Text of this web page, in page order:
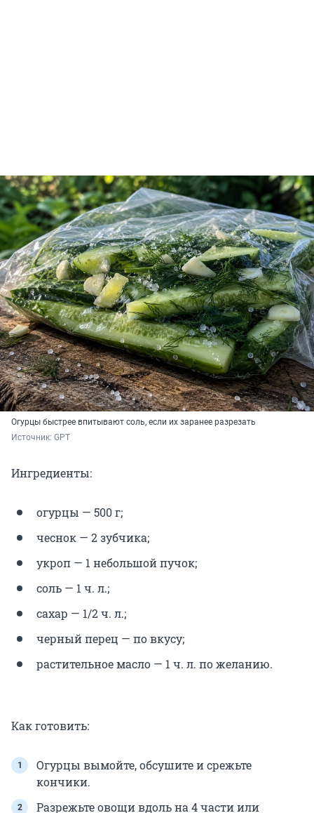
Огурцы быстрее впитывают соль, если их заранее разрезать
Источник: GPT
Ингредиенты:
огурцы — 500 г;
чеснок — 2 зубчика;
укроп — 1 небольшой пучок;
соль — 1 ч. л.;
сахар — 1/2 ч. л.;
черный перец — по вкусу;
растительное масло — 1 ч. л. по желанию.
Как готовить:
Огурцы вымойте, обсушите и срежьте
кончики.
Разрежьте овощи вдоль на 4 части или